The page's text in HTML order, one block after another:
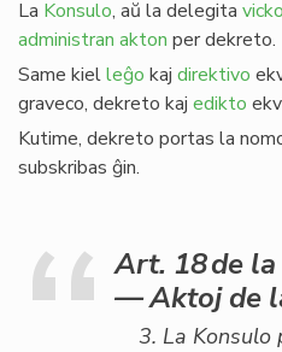
La Konsulo, aŭ la delegita
administran akton per dekreto.
Same kielleĝo kaj direktivo
graveco, dekreto kaj edikto
Kutime, dekreto portas la
subskribas ĝin.
Art. 18 de
— Aktoj de
La Konsulo